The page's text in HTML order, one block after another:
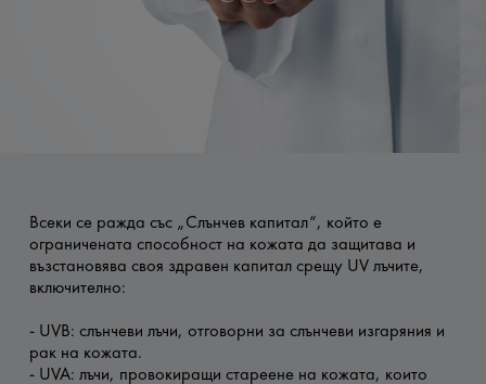
Всеки се ражда със „Слънчев капитал“, който е
ограничената способност на кожата да защитава и
възстановява своя здравен капитал срещу UV лъчите,
включително:
- UVB: слънчеви лъчи, отговорни за слънчеви изгаряния и
рак на кожата.
- UVA: лъчи, провокиращи стареене на кожата, които